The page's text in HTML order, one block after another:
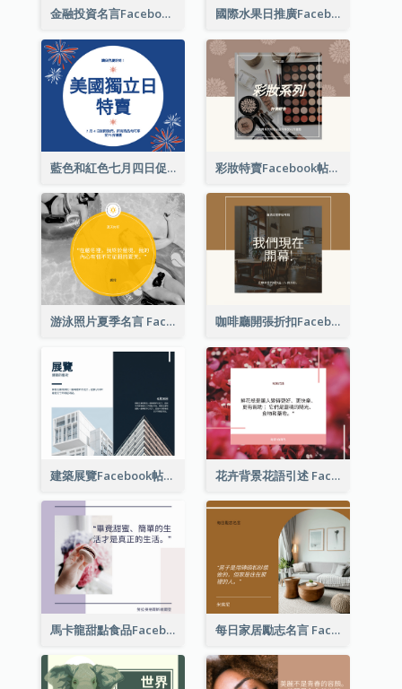
金融投資名言Facebook帖子 國際水果日推廣Facebook帖子
藍色和紅色七月四日促銷 Facebook 帖子 彩妝特賣Facebook帖子
游泳照片夏季名言 Facebook 帖子 咖啡廳開張折扣Facebook帖子
建築展覽Facebook帖子 花卉背景花語引述 Facebook 帖子
馬卡龍甜點食品Facebook帖子 每日家居勵志名言 Facebook 帖子